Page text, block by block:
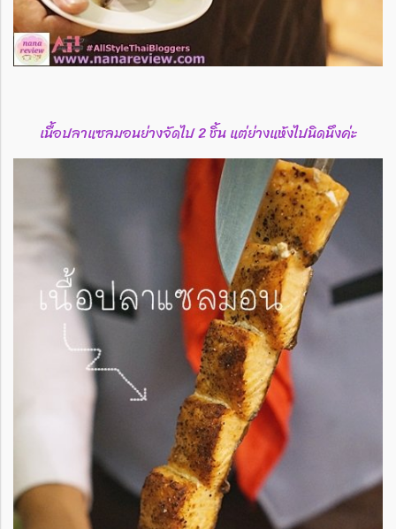
เนื้อปลาแซลมอนย่างจัดไป 2 ชิ้น แต่ย่างแห้งไปนิดนึงค่ะ